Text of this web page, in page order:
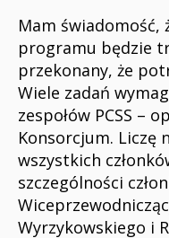
Mam
programu będzie
przekonany, że
Wiele zadań
zespołów PCSS –
Konsorcjum. Liczę
wszystkich
szczególności
Wyrzykowskiego i